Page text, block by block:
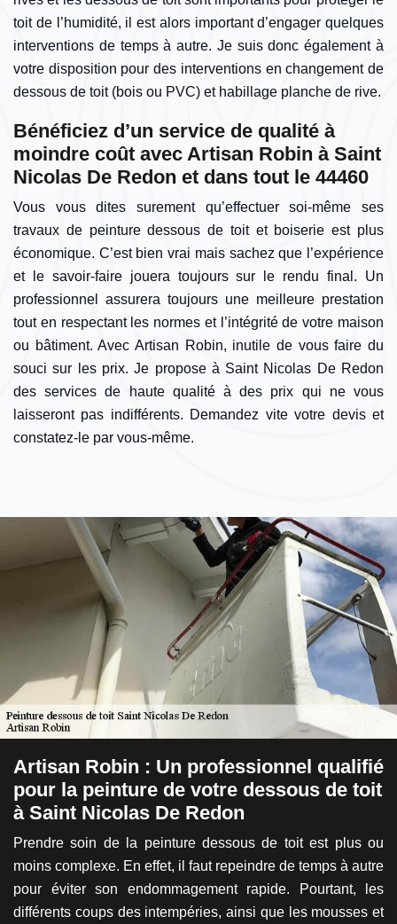
toit de l’humidité, il est alors important d’engager quelques
interventions de temps à autre. Je suis donc également à
votre disposition pour des interventions en changement de
dessous de toit (bois ou PVC) et habillage planche de rive.
Bénéficiez d’un service de qualité à
moindre coût avec Artisan Robin à Saint
Nicolas De Redon et dans tout le 44460
Vous vous dites surement qu’effectuer soi-même ses
travaux de peinture dessous de toit et boiserie est plus
économique. C’est bien vrai mais sachez que l’expérience
et le savoir-faire jouera toujours sur le rendu final. Un
professionnel assurera toujours une meilleure prestation
tout en respectant les normes et l’intégrité de votre maison
ou bâtiment. Avec Artisan Robin, inutile de vous faire du
souci sur les prix. Je propose à Saint Nicolas De Redon
des services de haute qualité à des prix qui ne vous
laisseront pas indifférents. Demandez vite votre devis et
constatez-le par vous-même.
Artisan Robin : Un professionnel qualifié
pour la peinture de votre dessous de toit
à Saint Nicolas De Redon
Prendre soin de la peinture dessous de toit est plus ou
moins complexe. En effet, il faut repeindre de temps à autre
pour éviter son endommagement rapide. Pourtant, les
différents coups des intempéries, ainsi que les mousses et